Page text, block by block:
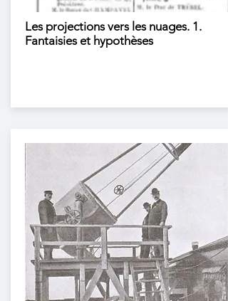
Les projections vers les nuages. 1.
Fantaisies et hypothèses